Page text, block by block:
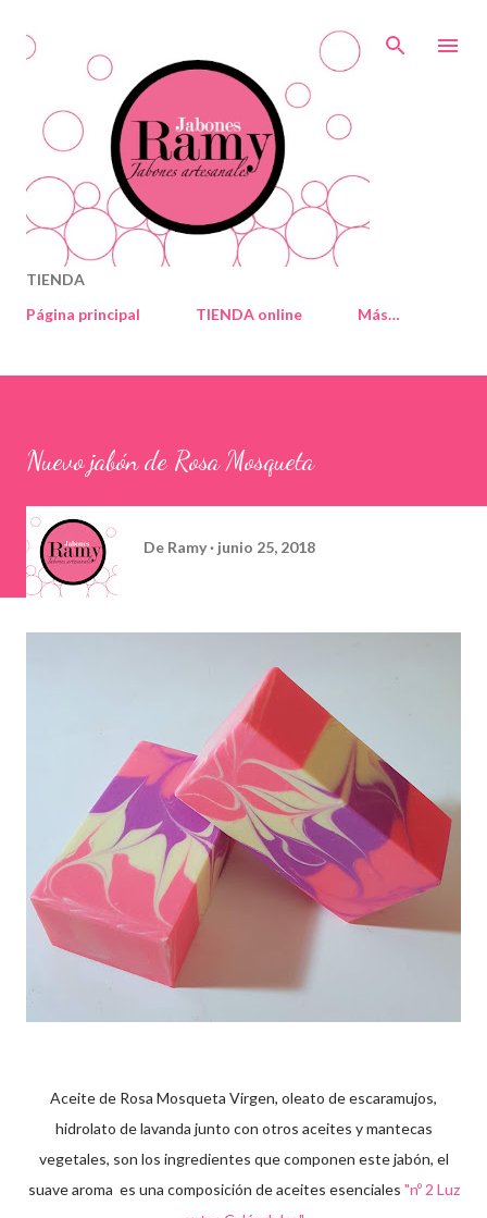
TIENDA
Página principal
TIENDA online Más…
Nuevo jabón de Rosa Mosqueta
De Ramy junio 25, 2018
Aceite de Rosa Mosqueta Virgen, oleato de escaramujos,
hidrolato de lavanda junto con otros aceites y mantecas
vegetales, son los ingredientes que componen este jabón, el
suave aroma es una composición de aceites esenciales "nº 2 Luz